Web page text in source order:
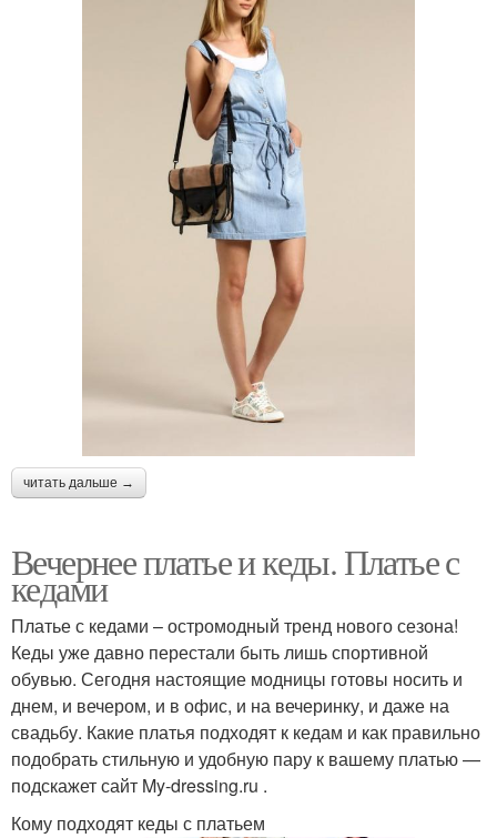
читать дальше →
Вечернее платье и кеды. Платье с
кедами
Платье с кедами – остромодный тренд нового сезона!
Кеды уже давно перестали быть лишь спортивной
обувью. Сегодня настоящие модницы готовы носить и
днем, и вечером, и в офис, и на вечеринку, и даже на
свадьбу. Какие платья подходят к кедам и как правильно
подобрать стильную и удобную пару к вашему платью —
подскажет сайт My-dressing.ru .
Кому подходят кеды с платьем